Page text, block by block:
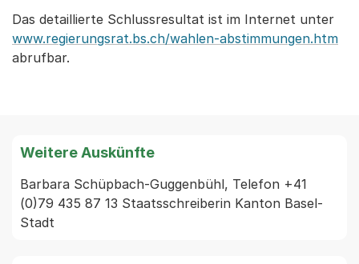
Das detaillierte Schlussresultat ist im Internet unter
www.regierungsrat.bs.ch/wahlen-abstimmungen.htm
abrufbar.
Weitere Auskünfte
Barbara Schüpbach-Guggenbühl, Telefon +41
(0)79 435 87 13 Staatsschreiberin Kanton Basel-
Stadt